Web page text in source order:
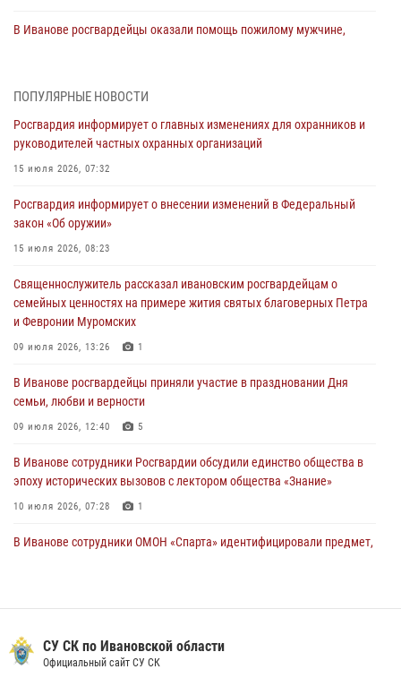
В Иванове росгвардейцы оказали помощь пожилому мужчине,
торжественных мероприятиях, посвященных празднованию Дня
Воздушно-десантных войск
02 августа 2026, 11:46
Мероприятия в рамках акции «Каникулы с Росгвардией»
продолжаются в Ивановской области
31 июля 2026, 11:08
В Ивановской области при содействии Росгвардии задержаны
подозреваемые в серии автомобильных краж
30 июля 2026, 12:41
празднования Дня Крещения Руси
ПОПУЛЯРНЫЕ НОВОСТИ
Росгвардия информирует о главных изменениях для охранников и
руководителей частных охранных организаций
15 июля 2026, 07:32
Росгвардия информирует о внесении изменений в Федеральный
закон «Об оружии»
15 июля 2026, 08:23
Священнослужитель рассказал ивановским росгвардейцам о
семейных ценностях на примере жития святых благоверных Петра
и Февронии Муромских
09 июля 2026, 13:26 1
В Иванове росгвардейцы приняли участие в праздновании Дня
семьи, любви и верности
09 июля 2026, 12:40 5
В Иванове сотрудники Росгвардии обсудили единство общества в
эпоху исторических вызовов с лектором общества «Знание»
10 июля 2026, 07:28 1
В Иванове сотрудники ОМОН «Спарта» идентифицировали предмет,
более 250 единиц оружия
08 июля 2026, 09:39
СУ СК по Ивановской области
Официальный сайт СУ СК